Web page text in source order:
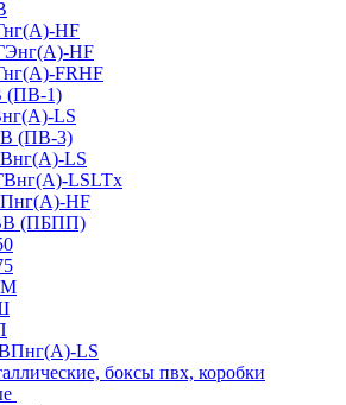
HF
HF
FRHF
(ПВ-1)
LS
(ПВ-3)
LS
LSLTx
HF
(ПБПП)
LS
боксы пвх, коробки